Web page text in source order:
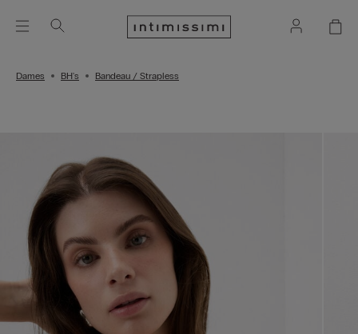
Dames BH's Bandeau / Strapless